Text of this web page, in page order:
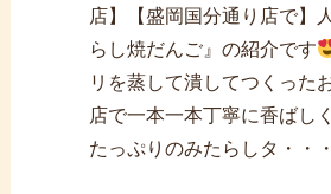
店】【盛岡国分通り店で】
らし焼だんご』の紹介です
リを蒸して潰してつくった
店で一本一本丁寧に香ばし
たっぷりのみたらしタ・・・